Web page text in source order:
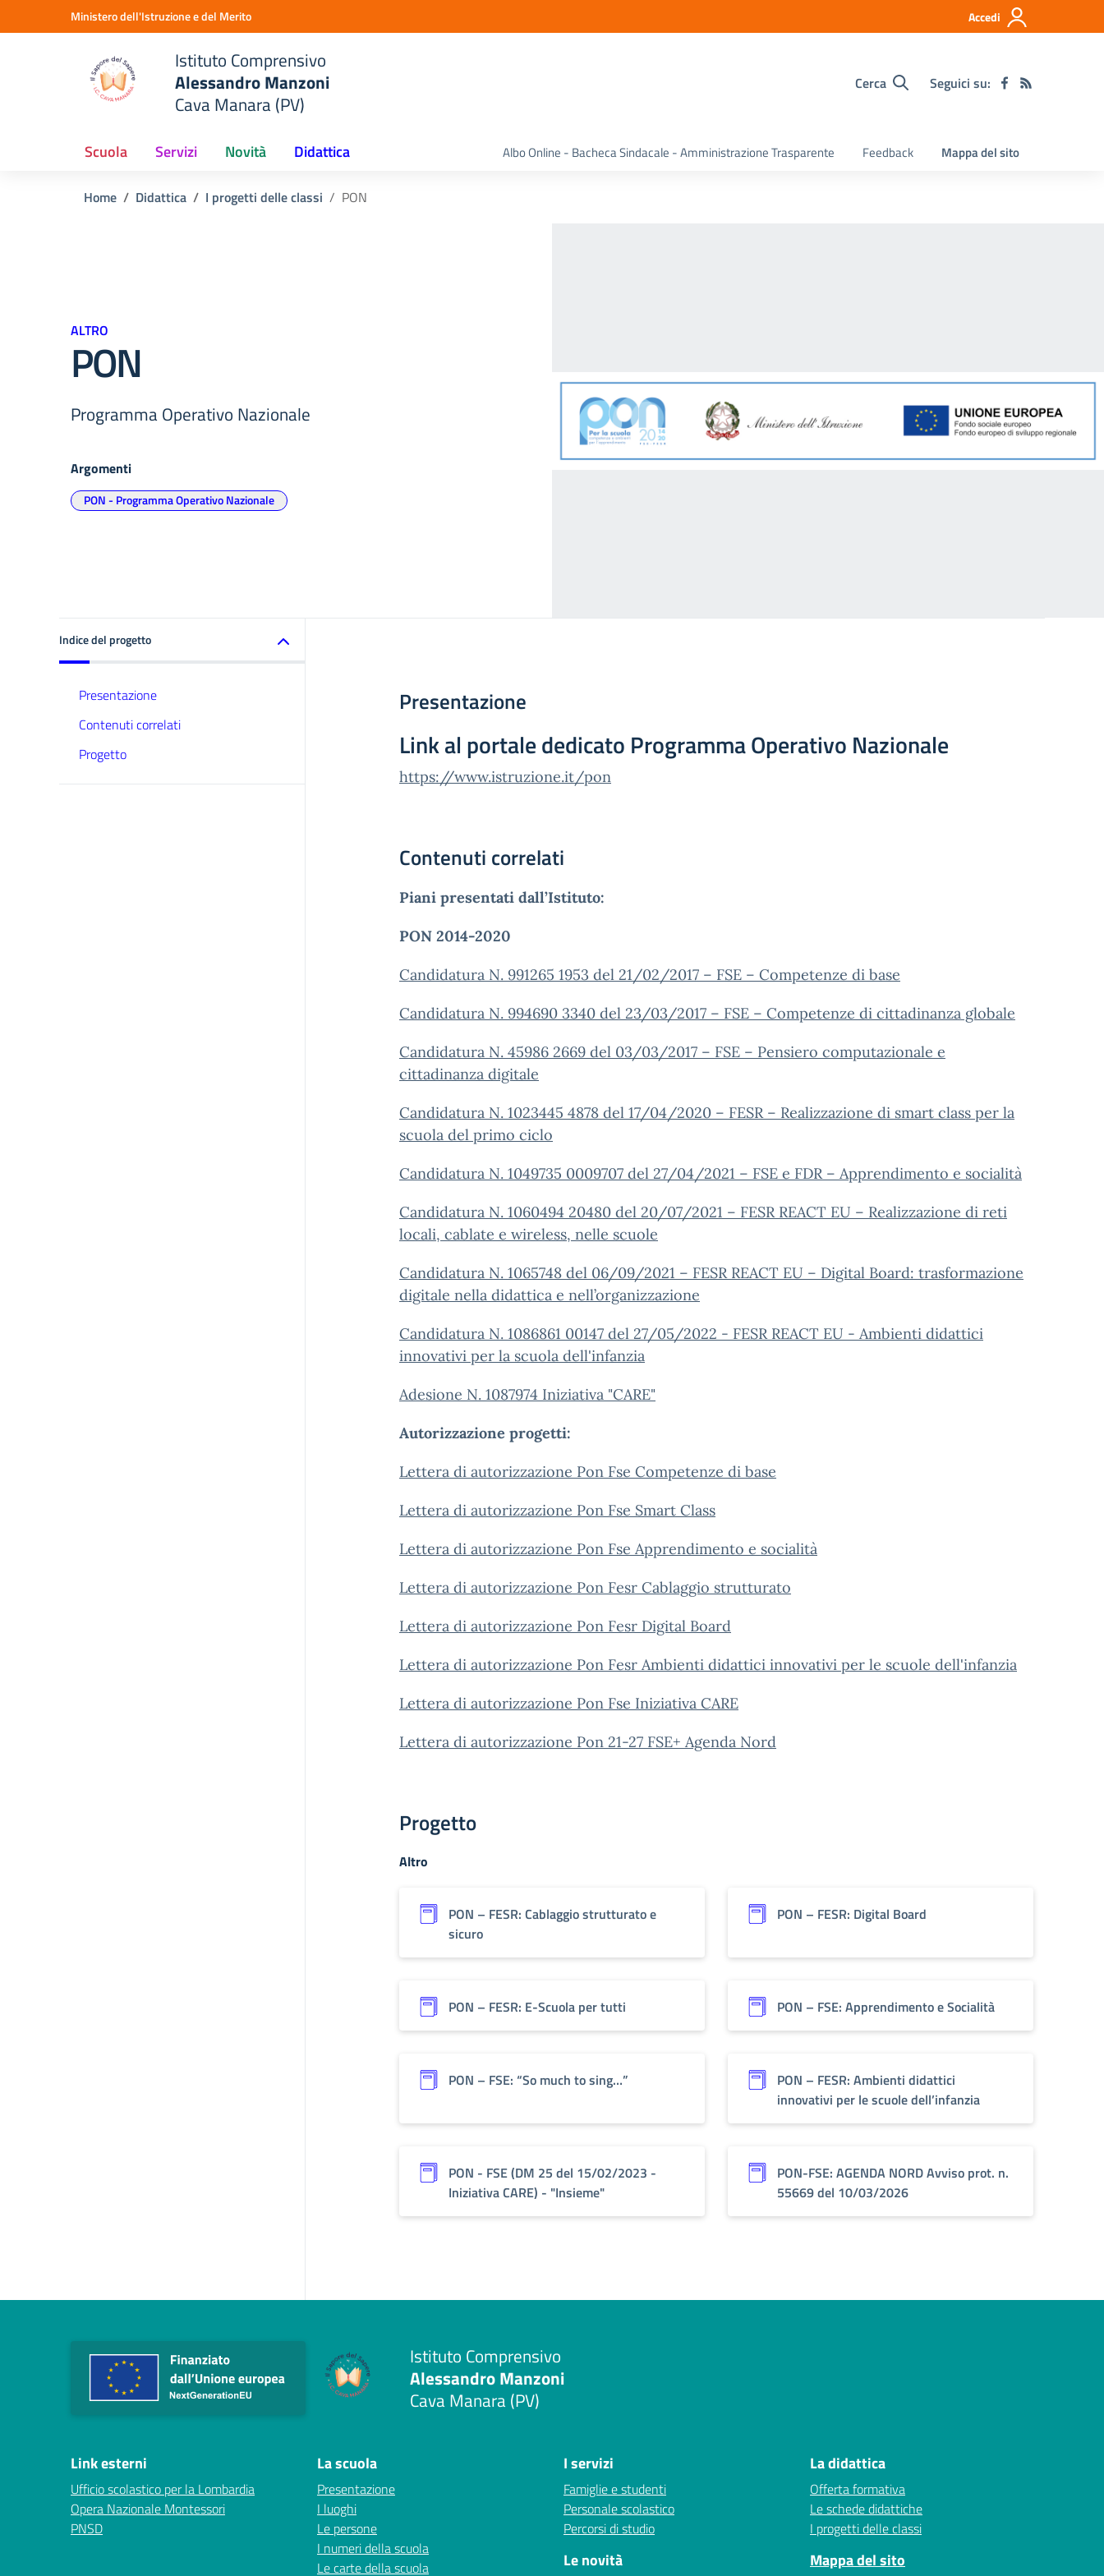
Vai ai contenuti
Vai al menu di navigazioneMinistero dell'Istruzione e del Merito Accedi
Istituto Comprensivo
Alessandro Manzoni
Cava Manara (PV)
Cerca Seguici su:
Scuola Servizi Novità Didattica Albo Online - Bacheca Sindacale - Amministrazione Trasparente Feedback Mappa del sito
Home Didattica I progetti delle classi PON
ALTRO
PON
Programma Operativo Nazionale
Argomenti
PON - Programma Operativo Nazionale
Indice del progetto
Presentazione
Contenuti correlati
Progetto
Presentazione
Link al portale dedicato Programma Operativo Nazionale
https://www.istruzione.it/pon
Contenuti correlati
Piani presentati dall’Istituto:
PON 2014-2020
Candidatura N. 991265 1953 del 21/02/2017 – FSE – Competenze di base
Candidatura N. 994690 3340 del 23/03/2017 – FSE – Competenze di cittadinanza globale
Candidatura N. 45986 2669 del 03/03/2017 – FSE – Pensiero computazionale e
cittadinanza digitale
Candidatura N. 1023445 4878 del 17/04/2020 – FESR – Realizzazione di smart class per la
scuola del primo ciclo
Candidatura N. 1049735 0009707 del 27/04/2021 – FSE e FDR – Apprendimento e socialità
Candidatura N. 1060494 20480 del 20/07/2021 – FESR REACT EU – Realizzazione di reti
locali, cablate e wireless, nelle scuole
Candidatura N. 1065748 del 06/09/2021 – FESR REACT EU – Digital Board: trasformazione
digitale nella didattica e nell’organizzazione
Candidatura N. 1086861 00147 del 27/05/2022 - FESR REACT EU - Ambienti didattici
innovativi per la scuola dell'infanzia
Adesione N. 1087974 Iniziativa "CARE"
Autorizzazione progetti:
Lettera di autorizzazione Pon Fse Competenze di base
Lettera di autorizzazione Pon Fse Smart Class
Lettera di autorizzazione Pon Fse Apprendimento e socialità
Lettera di autorizzazione Pon Fesr Cablaggio strutturato
Lettera di autorizzazione Pon Fesr Digital Board
Lettera di autorizzazione Pon Fesr Ambienti didattici innovativi per le scuole dell'infanzia
Lettera di autorizzazione Pon Fse Iniziativa CARE
Lettera di autorizzazione Pon 21-27 FSE+ Agenda Nord
Progetto
Altro
PON – FESR: Cablaggio strutturato e
sicuro
PON – FESR: Digital Board
PON – FESR: E-Scuola per tutti PON – FSE: Apprendimento e Socialità
PON – FSE: “So much to sing…”
PON – FESR: Ambienti didattici
innovativi per le scuole dell’infanzia
PON - FSE (DM 25 del 15/02/2023 -
Iniziativa CARE) - "Insieme"
PON-FSE: AGENDA NORD Avviso prot. n.
55669 del 10/03/2026
Istituto Comprensivo
Alessandro Manzoni
Cava Manara (PV)
Link esterni
Ufficio scolastico per la Lombardia
Opera Nazionale Montessori
PNSD
La scuola
Presentazione
I luoghi
Le persone
I numeri della scuola
Le carte della scuola
I servizi
Famiglie e studenti
Personale scolastico
Percorsi di studio
Le novità
La didattica
Offerta formativa
Le schede didattiche
I progetti delle classi
Mappa del sito